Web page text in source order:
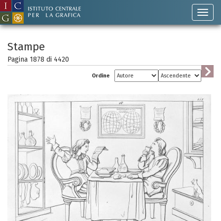
Stampe
Pagina 1878 di 4420
Ordine